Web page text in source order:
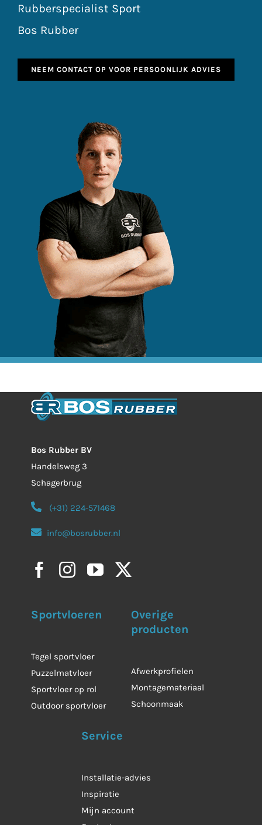
Rubberspecialist Sport
Bos Rubber
NEEM CONTACT OP VOOR PERSOONLIJK ADVIES
Bos Rubber BV
Handelsweg 3
Schagerbrug
(+31) 224-571468
info@bosrubber.nl
Sportvloeren
Tegel sportvloer
Puzzelmatvloer
Sportvloer op rol
Outdoor sportvloer
Overige
producten
Afwerkprofielen
Montagemateriaal
Schoonmaak
Service
Installatie-advies
Inspiratie
Mijn account